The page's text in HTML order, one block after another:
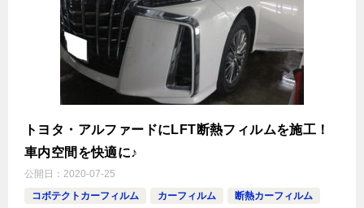
トヨタ・アルファードにLFT断熱フィルムを施工！
車内空間を快適に♪
公開日： 2020-07-25
コボテクトカーフィルム
カーフィルム 断熱カーフィルム